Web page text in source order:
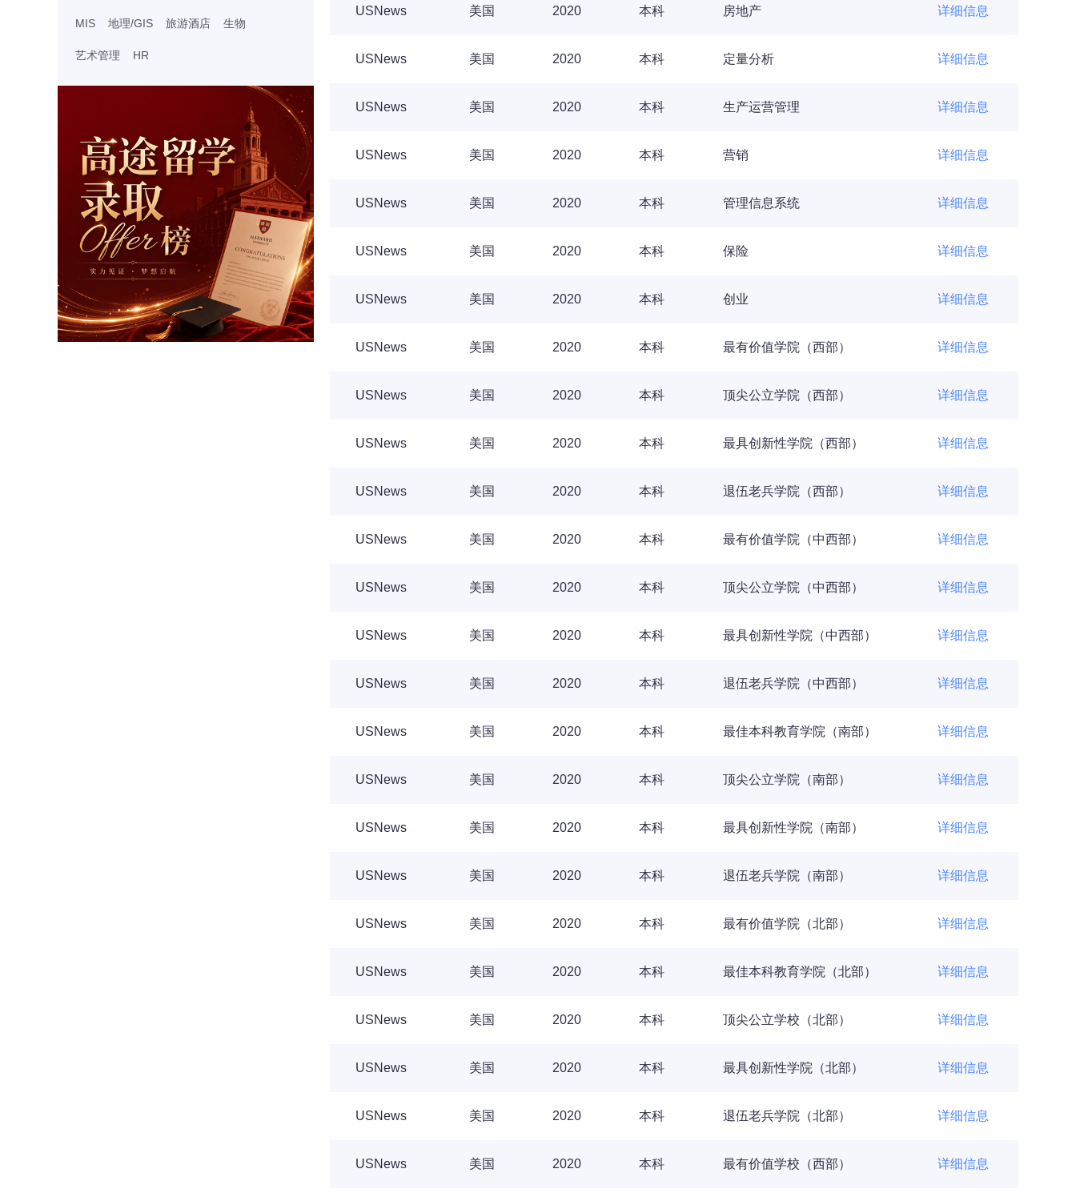
MIS 地理/GIS 旅游酒店 生物
艺术管理 HR
USNews 美国 2020 本科 房地产 详细信息
USNews 美国 2020 本科 定量分析 详细信息
USNews 美国 2020 本科 生产运营管理 详细信息
USNews 美国 2020 本科 营销 详细信息
USNews 美国 2020 本科 管理信息系统 详细信息
USNews 美国 2020 本科 保险 详细信息
USNews 美国 2020 本科 创业 详细信息
USNews 美国 2020 本科 最有价值学院（西部） 详细信息
USNews 美国 2020 本科 顶尖公立学院（西部） 详细信息
USNews 美国 2020 本科 最具创新性学院（西部） 详细信息
USNews 美国 2020 本科 退伍老兵学院（西部） 详细信息
USNews 美国 2020 本科 最有价值学院（中西部） 详细信息
USNews 美国 2020 本科 顶尖公立学院（中西部） 详细信息
USNews 美国 2020 本科 最具创新性学院（中西部） 详细信息
USNews 美国 2020 本科 退伍老兵学院（中西部） 详细信息
USNews 美国 2020 本科 最佳本科教育学院（南部） 详细信息
USNews 美国 2020 本科 顶尖公立学院（南部） 详细信息
USNews 美国 2020 本科 最具创新性学院（南部） 详细信息
USNews 美国 2020 本科 退伍老兵学院（南部） 详细信息
USNews 美国 2020 本科 最有价值学院（北部） 详细信息
USNews 美国 2020 本科 最佳本科教育学院（北部） 详细信息
USNews 美国 2020 本科 顶尖公立学校（北部） 详细信息
USNews 美国 2020 本科 最具创新性学院（北部） 详细信息
USNews 美国 2020 本科 退伍老兵学院（北部） 详细信息
USNews 美国 2020 本科 最有价值学校（西部） 详细信息